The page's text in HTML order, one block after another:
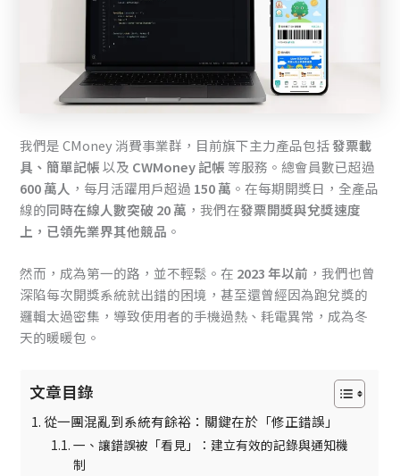
我們是 CMoney 消費事業群，目前旗下主力產品包括發票載
具、簡單記帳以及 CWMoney 記帳 等服務。總會員數已超過
600 萬人 ，每月活躍用戶超過 150 萬 。在每期開獎日，全產品
線的同時在線人數突破 20 萬 ，我們在發票開獎與兌獎速度
上，已領先業界其他競品 。
然而，成為第一的路，並不輕鬆。在 2023 年以前 ，我們也曾
深陷每次開獎系統就出錯的困境，甚至還曾經因為跑兌獎的
邏輯太過密集，導致使用者的手機過熱、耗電異常，成為冬
天的暖暖包。
文章目錄
從一團混亂到系統有餘裕：關鍵在於「修正錯誤」
一、讓錯誤被「看見」：建立有效的記錄與通知機
制